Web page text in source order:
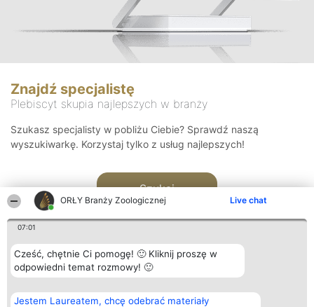
ORŁY Branży Zoologicznej Live chat
07:01
Cześć, chętnie Ci pomogę! 🙂 Kliknij proszę w
odpowiedni temat rozmowy! 🙂
Jestem Laureatem, chcę odebrać materiały
Znajdź specjalistę
Plebiscyt skupia najlepszych w branży
Szukasz specjalisty w pobliżu Ciebie? Sprawdź naszą
wyszukiwarkę. Korzystaj tylko z usług najlepszych!
Szukaj
Organizator plebiscytu
Bright Side Solutions sp. z o.
Plebiscyt
Laureaci
Kontakt
Kontakt